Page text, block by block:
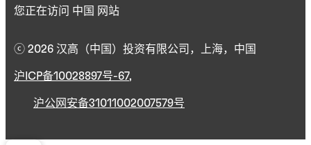
ⓒ 2026 汉高（中国）投资有限公司，上海，中国
沪ICP备10028897号-67,
沪公网安备31011002007579号
您正在访问 中国 网站